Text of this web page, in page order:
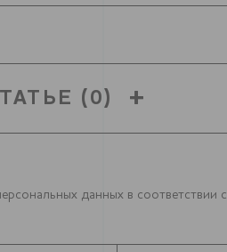
(0)
данных в соответствии с